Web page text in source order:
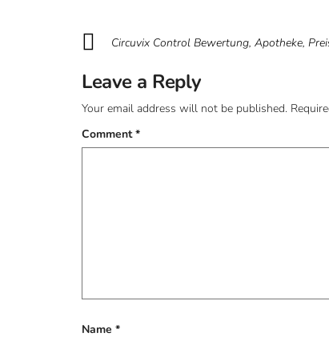
Circuvix Control Bewertung, Apotheke,
Leave a Reply
Your email address will not be published.
Comment*
Name *